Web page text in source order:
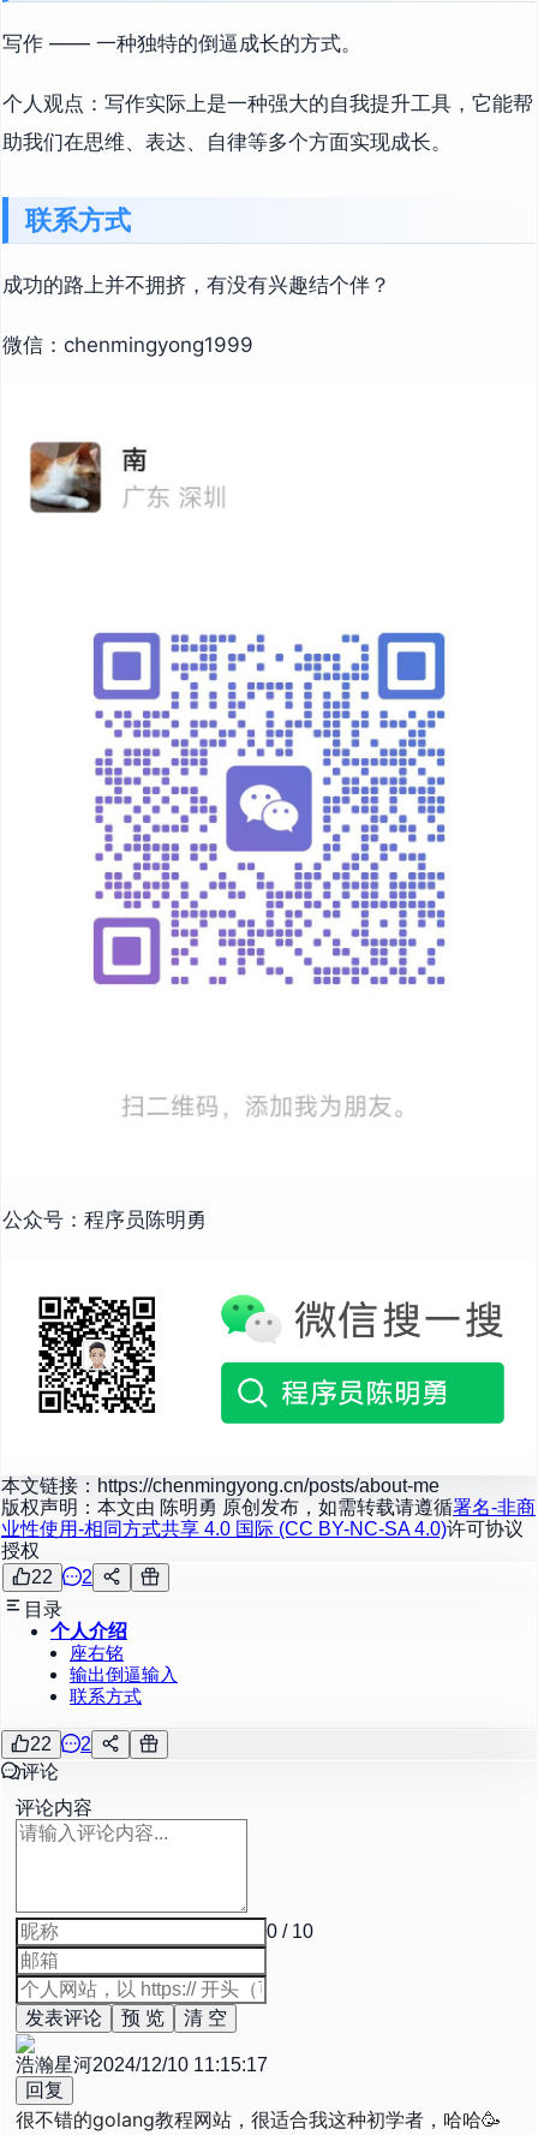
写作 —— 一种独特的倒逼成长的方式。
个人观点：写作实际上是一种强大的自我提升工具，它能帮
助我们在思维、表达、自律等多个方面实现成长。
联系方式
成功的路上并不拥挤，有没有兴趣结个伴？
微信：chenmingyong1999
公众号：程序员陈明勇
本文链接： https://chenmingyong.cn/posts/about-me
版权声明：本文由 陈明勇 原创发布，如需转载请遵循署名-非商
业性使用-相同方式共享 4.0 国际 (CC BY-NC-SA 4.0)许可协议
授权
22
2
目录
个人介绍
座右铭
输出倒逼输入
联系方式
22
2
评论
评论内容
0 / 10
发表评论 预 览 清 空
浩瀚星河2024/12/10 11:15:17
回复
很不错的golang教程网站，很适合我这种初学者，哈哈🥳